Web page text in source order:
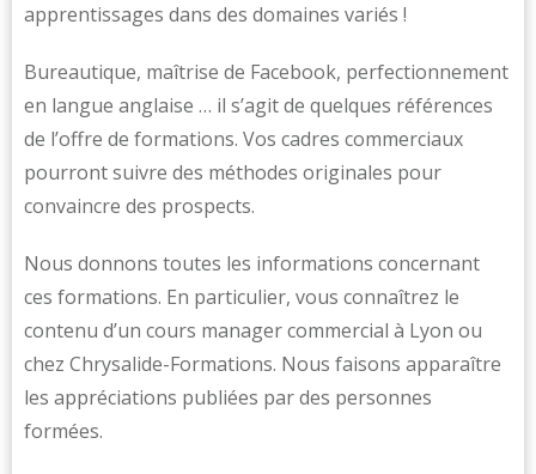
apprentissages dans des domaines variés !
Bureautique, maîtrise de Facebook, perfectionnement
en langue anglaise … il s’agit de quelques références
de l’offre de formations. Vos cadres commerciaux
pourront suivre des méthodes originales pour
convaincre des prospects.
Nous donnons toutes les informations concernant
ces formations. En particulier, vous connaîtrez le
contenu d’un cours manager commercial à Lyon ou
chez Chrysalide-Formations. Nous faisons apparaître
les appréciations publiées par des personnes
formées.